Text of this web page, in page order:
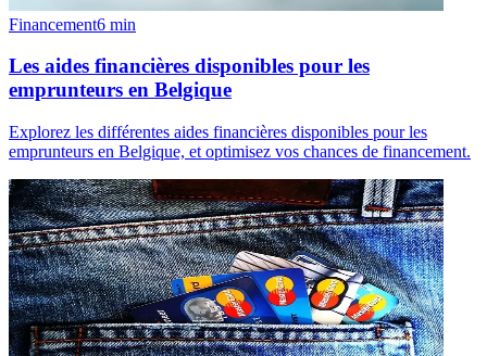
Financement6 min
Les aides financières disponibles pour les
emprunteurs en Belgique
Explorez les différentes aides financières disponibles pour les
emprunteurs en Belgique, et optimisez vos chances de financement.